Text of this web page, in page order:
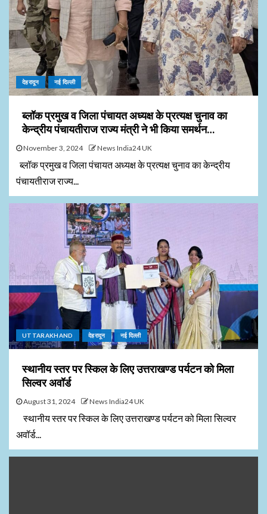
देहरादून नई दिल्ली
ब्लॉक प्रमुख व जिला पंचायत अध्यक्ष के प्रत्यक्ष चुनाव का
केन्द्रीय पंचायतीराज राज्य मंत्री ने भी किया समर्थन…
November 3, 2024 News India24 UK
ब्लॉक प्रमुख व जिला पंचायत अध्यक्ष के प्रत्यक्ष चुनाव का केन्द्रीय
पंचायतीराज राज्य...
UTTARAKHAND देहरादून नई दिल्ली
स्थानीय स्तर पर स्किल के लिए उत्तराखण्ड पर्यटन को मिला
सिल्वर अवॉर्ड
August 31, 2024 News India24 UK
स्थानीय स्तर पर स्किल के लिए उत्तराखण्ड पर्यटन को मिला सिल्वर
अवॉर्ड...